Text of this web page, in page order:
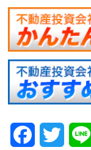
Facebook
Twitter